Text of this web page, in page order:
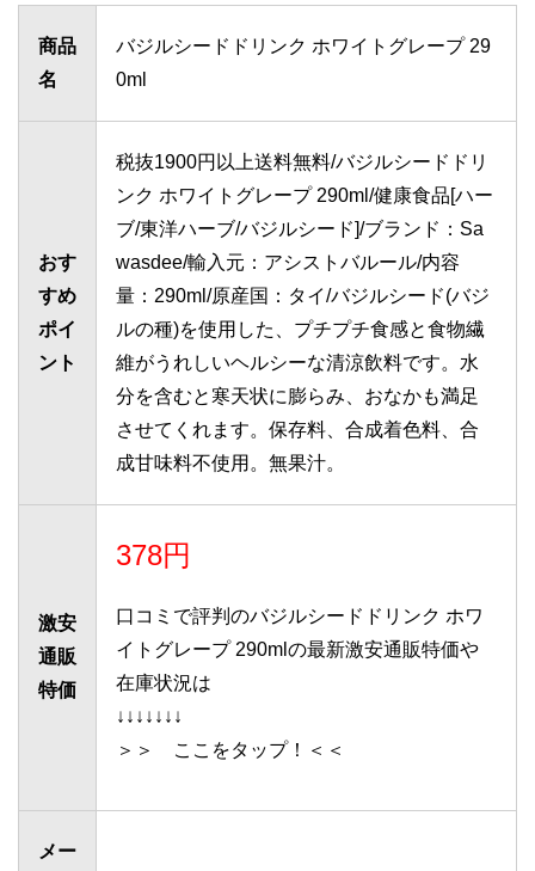
商品
名
バジルシードドリンク ホワイトグレープ 29
0ml
おす
すめ
ポイ
ント
税抜1900円以上送料無料/バジルシードドリ
ンク ホワイトグレープ 290ml/健康食品[ハー
ブ/東洋ハーブ/バジルシード]/ブランド：Sa
wasdee/輸入元：アシストバルール/内容
量：290ml/原産国：タイ/バジルシード(バジ
ルの種)を使用した、プチプチ食感と食物繊
維がうれしいヘルシーな清涼飲料です。水
分を含むと寒天状に膨らみ、おなかも満足
させてくれます。保存料、合成着色料、合
成甘味料不使用。無果汁。
激安
通販
特価
378円
口コミで評判のバジルシードドリンク ホワ
イトグレープ 290mlの最新激安通販特価や
在庫状況は
↓↓↓↓↓↓↓
＞＞ ここをタップ！＜＜
メー